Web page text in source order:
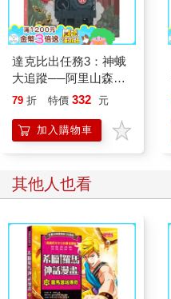
達克比出任務3：神蛾
大追蹤──阿里山森林
與登山鐵路沿線調查
79 折 特價 332 元
加入購物車
其他人也看